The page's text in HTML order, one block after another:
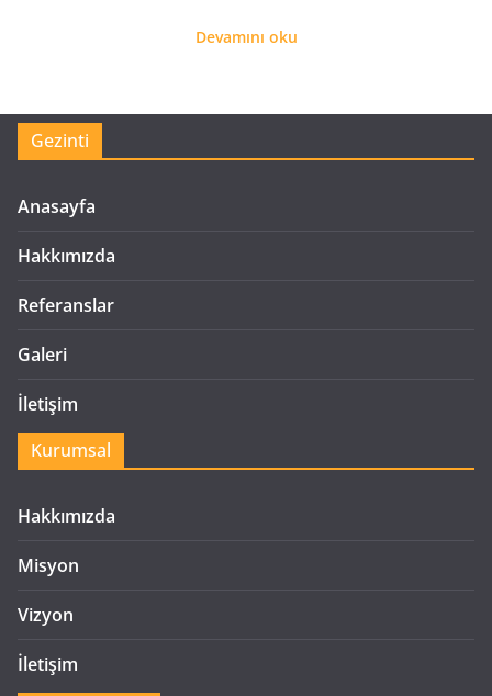
Devamını oku
Gezinti
Anasayfa
Hakkımızda
Referanslar
Galeri
İletişim
Kurumsal
Hakkımızda
Misyon
Vizyon
İletişim